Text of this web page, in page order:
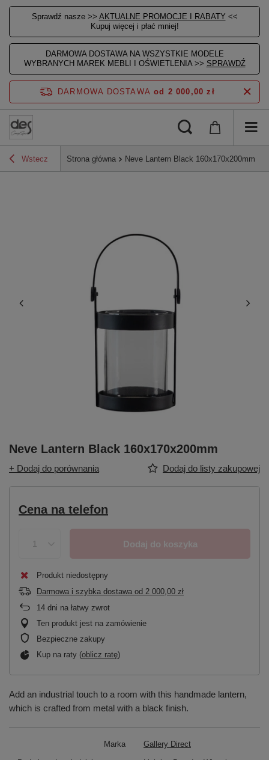
Sprawdź nasze >> AKTUALNE PROMOCJE I RABATY <<
Kupuj więcej i płać mniej!
DARMOWA DOSTAWA NA WSZYSTKIE MODELE
WYBRANYCH MAREK MEBLI I OŚWIETLENIA >> SPRAWDŹ
DARMOWA DOSTAWA od 2 000,00 zł
Wstecz Strona główna Neve Lantern Black 160x170x200mm
Neve Lantern Black 160x170x200mm
+ Dodaj do porównania Dodaj do listy zakupowej
Cena na telefon
Dodaj do koszyka
Produkt niedostępny
Darmowa i szybka dostawa od 2 000,00 zł
14 dni na łatwy zwrot
Ten produkt jest na zamówienie
Bezpieczne zakupy
Kup na raty (oblicz ratę)
Add an industrial touch to a room with this handmade lantern,
which is crafted from metal with a black finish.
Marka Gallery Direct